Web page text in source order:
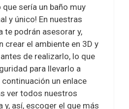
que sería un baño muy
y único! En nuestras
te podrán asesorar y,
crear el ambiente en 3D y
de realizarlo, lo que
para llevarlo a
continuación un enlace
ver todos nuestros
y, así, escoger el que más